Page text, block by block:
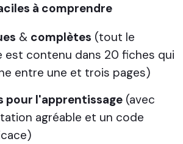
à comprendre
& complètes (tout le
est contenu dans 20 fiches qui
entre une et trois pages)
pour l'apprentissage (avec
agréable et un code